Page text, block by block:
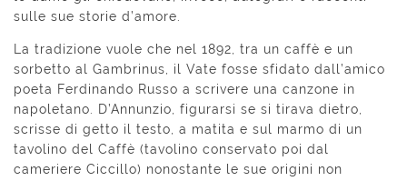
sulle sue storie d’amore.
La tradizione vuole che nel 1892, tra un caffè e un
sorbetto al Gambrinus, il Vate fosse sfidato dall’amico
poeta Ferdinando Russo a scrive­re una canzone in
napoletano. D’Annunzio, figurarsi se si tirava dietro,
scrisse di getto il testo, a matita e sul marmo di un
tavolino del Caffè (tavolino conservato poi dal
cameriere Ciccillo) nonostante le sue origini non